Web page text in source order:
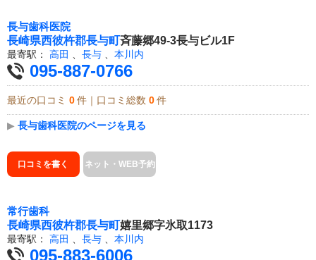
長与歯科医院
長崎県西彼杵郡長与町斉藤郷49-3長与ビル1F
最寄駅： 高田 、 長与 、 本川内
095-887-0766
最近の口コミ 0 件｜口コミ総数 0 件
▶ 長与歯科医院のページを見る
口コミを書く ネット・WEB予約
常行歯科
長崎県西彼杵郡長与町嬉里郷字氷取1173
最寄駅： 高田 長与 本川内
095-883-6006